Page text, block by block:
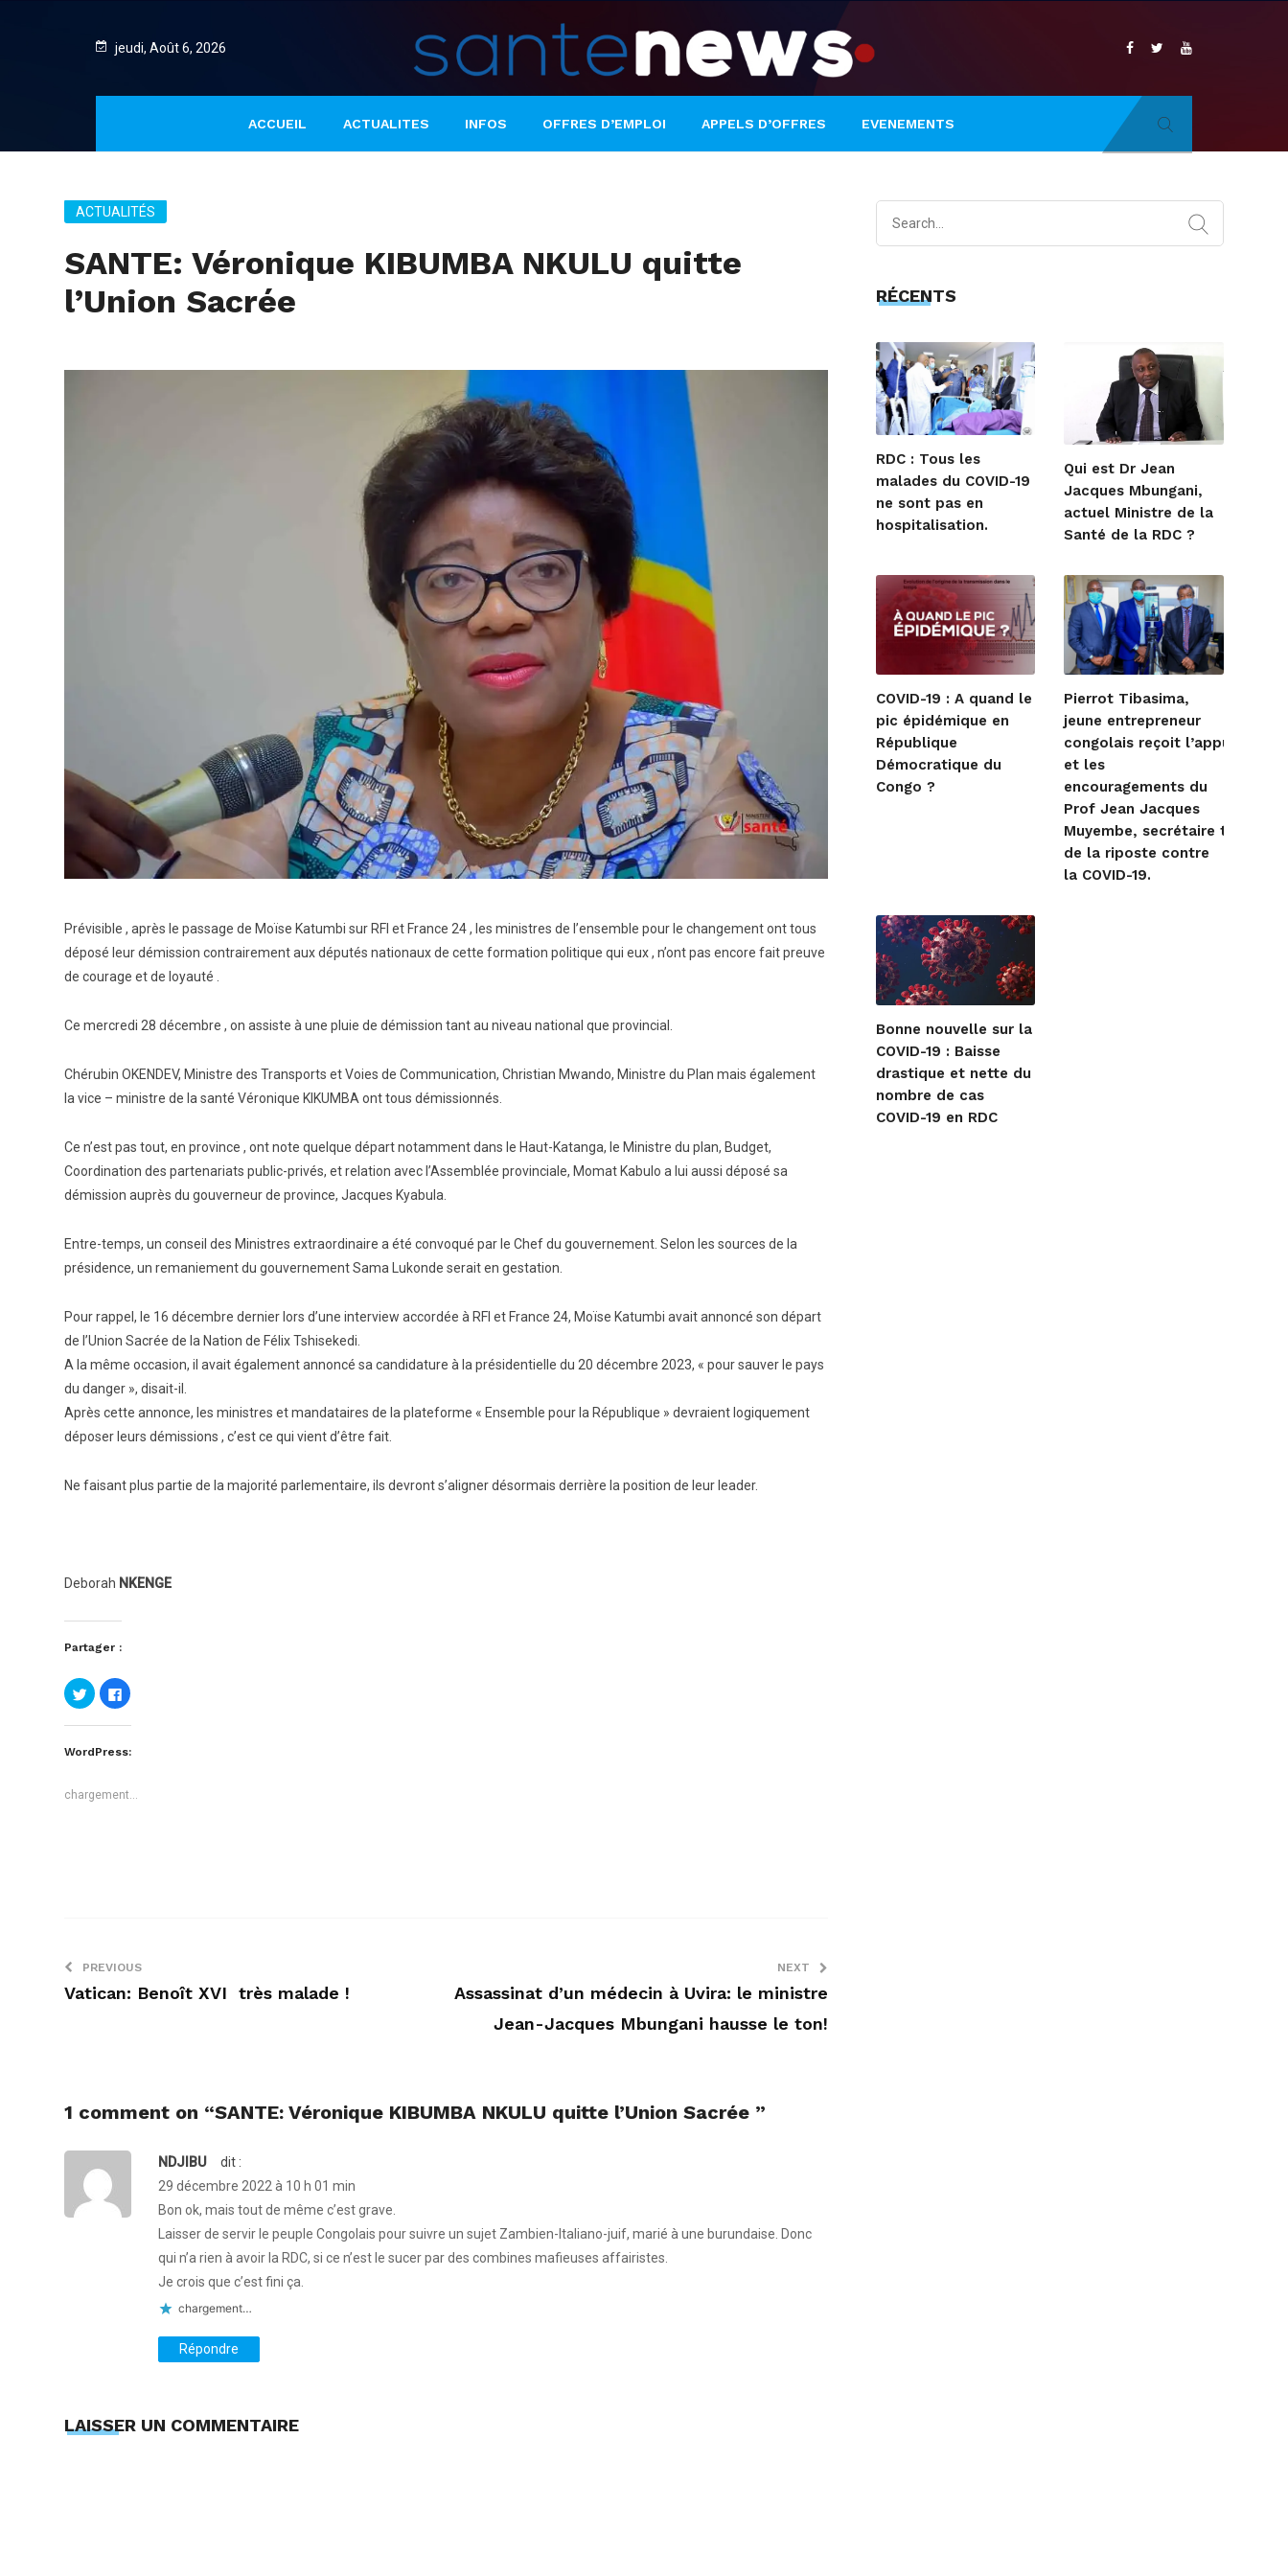
jeudi, Août 6, 2026
ACCUEIL ACTUALITES INFOS OFFRES D’EMPLOI APPELS D’OFFRES EVENEMENTS
ACTUALITÉS
SANTE: Véronique KIBUMBA NKULU quitte
l’Union Sacrée
Prévisible , après le passage de Moïse Katumbi sur RFI et France 24 , les ministres de l’ensemble pour le changement ont tous
déposé leur démission contrairement aux députés nationaux de cette formation politique qui eux , n’ont pas encore fait preuve
de courage et de loyauté .
Ce mercredi 28 décembre , on assiste à une pluie de démission tant au niveau national que provincial.
Chérubin OKENDEV, Ministre des Transports et Voies de Communication, Christian Mwando, Ministre du Plan mais également
la vice – ministre de la santé Véronique KIKUMBA ont tous démissionnés.
Ce n’est pas tout, en province , ont note quelque départ notamment dans le Haut-Katanga, le Ministre du plan, Budget,
Coordination des partenariats public-privés, et relation avec l’Assemblée provinciale, Momat Kabulo a lui aussi déposé sa
démission auprès du gouverneur de province, Jacques Kyabula.
Entre-temps, un conseil des Ministres extraordinaire a été convoqué par le Chef du gouvernement. Selon les sources de la
présidence, un remaniement du gouvernement Sama Lukonde serait en gestation.
Pour rappel, le 16 décembre dernier lors d’une interview accordée à RFI et France 24, Moïse Katumbi avait annoncé son départ
de l’Union Sacrée de la Nation de Félix Tshisekedi.
A la même occasion, il avait également annoncé sa candidature à la présidentielle du 20 décembre 2023, « pour sauver le pays
du danger », disait-il.
Après cette annonce, les ministres et mandataires de la plateforme « Ensemble pour la République » devraient logiquement
déposer leurs démissions , c’est ce qui vient d’être fait.
Ne faisant plus partie de la majorité parlementaire, ils devront s’aligner désormais derrière la position de leur leader.
Deborah NKENGE
Partager :
Cliquez
pour
partager
sur
dans
une
Cliquez
pour
sur
dans
une
WordPress:
chargement…
PREVIOUS
Vatican: Benoît XVI très malade !
NEXT
Assassinat d’un médecin à Uvira: le ministre
Jean-Jacques Mbungani hausse le ton!
1 comment on “SANTE: Véronique KIBUMBA NKULU quitte l’Union Sacrée ”
NDJIBU
Dit :
29 décembre 2022 à 10 h 01 min
Bon ok, mais tout de même c’est grave.
Laisser de servir le peuple Congolais pour suivre un sujet Zambien-Italiano-juif, marié à une burundaise. Donc
qui n’a rien à avoir la RDC, si ce n’est le sucer par des combines mafieuses affairistes.
Je crois que c’est fini ça.
chargement…
Répondre
LAISSER UN COMMENTAIRE
RÉCENTS
RDC : Tous les
malades du COVID-19
ne sont pas en
hospitalisation.
Qui est Dr Jean
Jacques Mbungani,
actuel Ministre de la
Santé de la RDC ?
COVID-19 : A quand le
pic épidémique en
République
Démocratique du
Congo ?
Pierrot Tibasima,
jeune entrepreneur
congolais reçoit l’appui
et les
encouragements du
Prof Jean Jacques
Muyembe, secrétaire
de la riposte contre
la COVID-19.
Bonne nouvelle sur la
COVID-19 : Baisse
drastique et nette du
nombre de cas
COVID-19 en RDC